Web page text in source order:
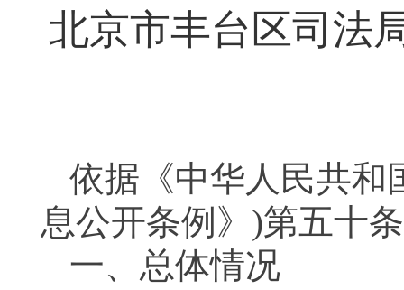
北京市丰台区司法
依据《中华人民共和
息公开条例》)第五
一、总体情况